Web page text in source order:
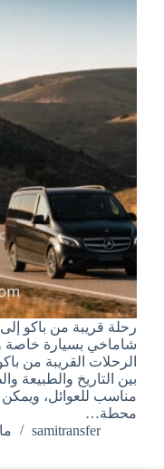
رحلة قريبة من باكو
شاماخي بسيارة
الرحلات القريبة من
بين التاريخ والطبيعة
مناسب للعوائل،
محطة…
samitransfer
مايو